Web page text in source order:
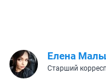
Елена
Старший